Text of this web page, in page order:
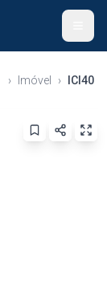
› Imóvel › ICI40